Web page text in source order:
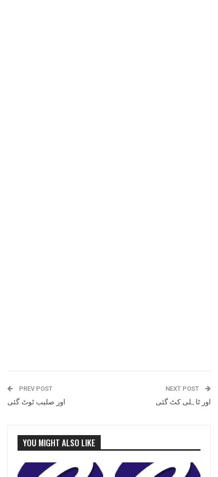
PREV POST
اور صلیب ٹوٹ گئی
NEXT POST
اور ٹاہلی کٹ گئی
YOU MIGHT ALSO LIKE